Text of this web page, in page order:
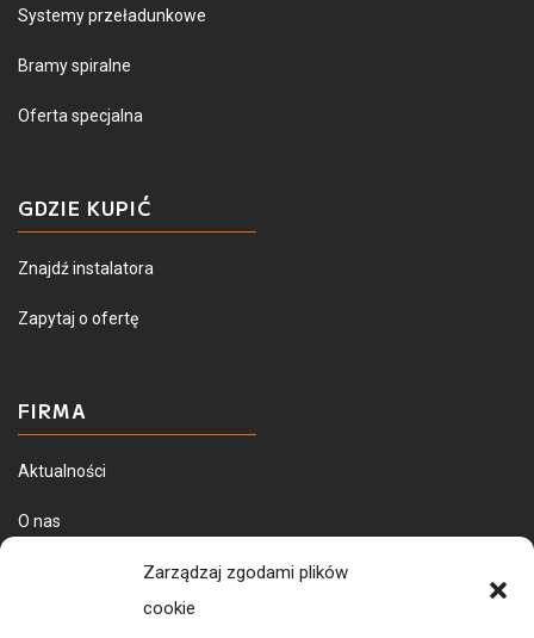
Zarządzaj zgodami plików
cookie
Systemy przeładunkowe
Bramy spiralne
Oferta specjalna
GDZIE KUPIĆ
Znajdź instalatora
Zapytaj o ofertę
FIRMA
Aktualności
O nas
Dostawa towarów